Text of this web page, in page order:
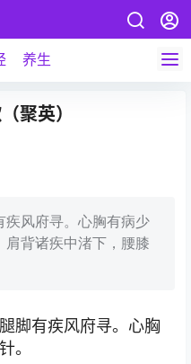
养生
聚英）
风府寻。心胸有病少
背诸疾中渚下，腰膝
有疾风府寻。心胸
。